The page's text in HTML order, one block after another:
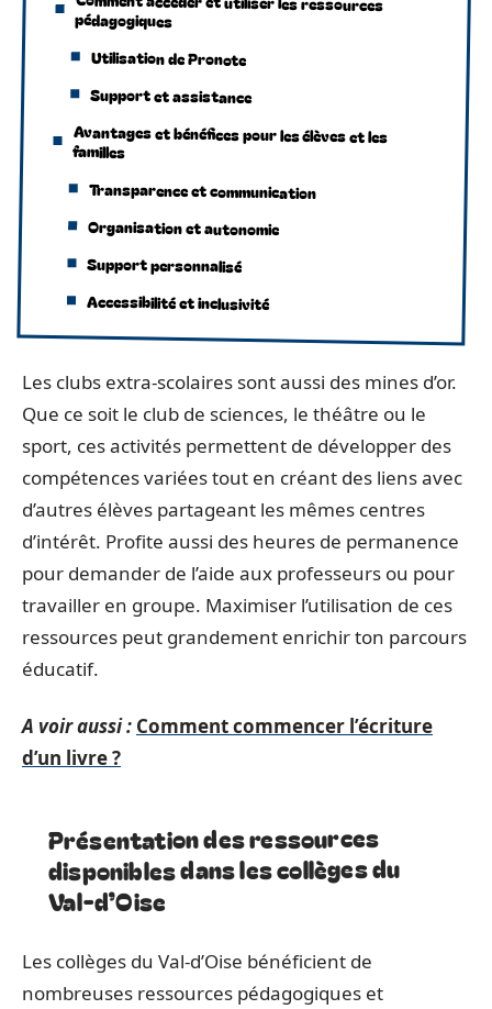
pédagogiques
Utilisation de Pronote
Support et assistance
Avantages et bénéfices pour les élèves et les
familles
Transparence et communication
Organisation et autonomie
Support personnalisé
Accessibilité et inclusivité
Les clubs extra-scolaires sont aussi des mines d’or.
Que ce soit le club de sciences, le théâtre ou le
sport, ces activités permettent de développer des
compétences variées tout en créant des liens avec
d’autres élèves partageant les mêmes centres
d’intérêt. Profite aussi des heures de permanence
pour demander de l’aide aux professeurs ou pour
travailler en groupe. Maximiser l’utilisation de ces
ressources peut grandement enrichir ton parcours
éducatif.
A voir aussi : Comment commencer l’écriture
d’un livre ?
Présentation des ressources
disponibles dans les collèges du
Val-d’Oise
Les collèges du Val-d’Oise bénéficient de
nombreuses ressources pédagogiques et